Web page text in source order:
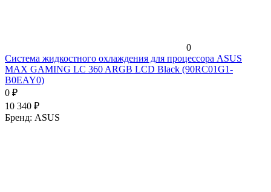
0
Система жидкостного охлаждения для процессора ASUS
MAX GAMING LC 360 ARGB LCD Black (90RC01G1-
B0EAY0)
0 ₽
10 340 ₽
Бренд: ASUS